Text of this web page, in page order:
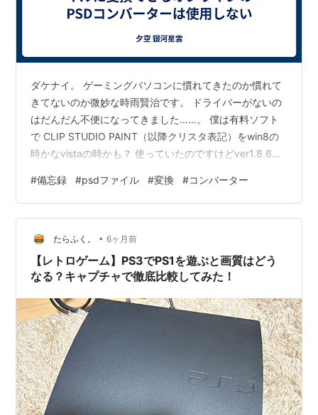
ダケナイ。 ゲーミングパソコンに慣れてきたのか慣れて
きてないのか微妙な時雨賢治です。 ドライバーがないの
はだんだん不便になってきました……。 僕は有料ソフト
で CLIP STUDIO PAINT（以降クリスタ表記）をwin8の
時かなvistaの時かも？ 使っていたのですけどver1.8.6止
ります
#備忘録 #psdファイル #変換 #コンバーター
たらふく。 • 6ヶ月前
【レトロゲーム】PS3でPS1を遊ぶと画質はどう
なる？キャプチャで徹底比較してみた！